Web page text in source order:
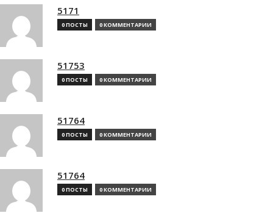
5171
0 ПОСТЫ 0 КОММЕНТАРИИ
51753
0 ПОСТЫ 0 КОММЕНТАРИИ
51764
0 ПОСТЫ 0 КОММЕНТАРИИ
51764
0 ПОСТЫ 0 КОММЕНТАРИИ